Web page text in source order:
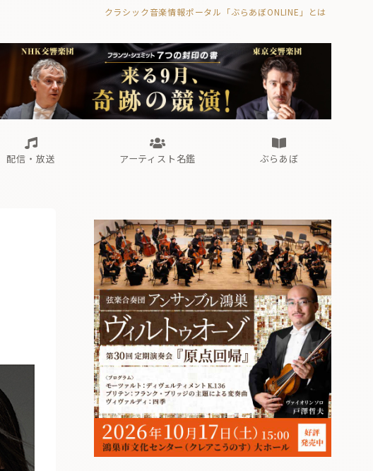
クラシック音楽情報ポータル「ぶらあぼONLINE」とは
ぶらあぼブラス！
フォルテピアノ・オデッセイ
配信・放送 アーティスト名鑑 ぶらあぼ
Aからの眺望 ぶらあぼブラス！
フォルテピアノ・オデッセイ